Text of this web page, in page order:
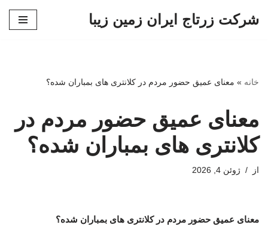
شرکت زرتاج ایران زمین زیبا
خانه » معنای عمیق حضور مردم در کلانتری های بمباران شده؟
معنای عمیق حضور مردم در
کلانتری های بمباران شده؟
از ژوئن 4, 2026
معنای عمیق حضور مردم در کلانتری های بمباران شده؟